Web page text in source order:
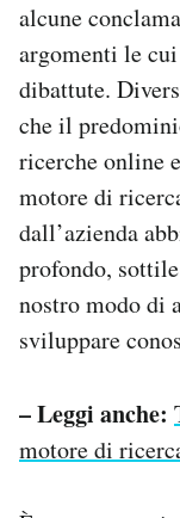
alcune
argomenti le
dibattute.
che il
ricerche online
motore di
dall’azienda
profondo,
nostro modo di
sviluppare
– Leggi anche:
motore di